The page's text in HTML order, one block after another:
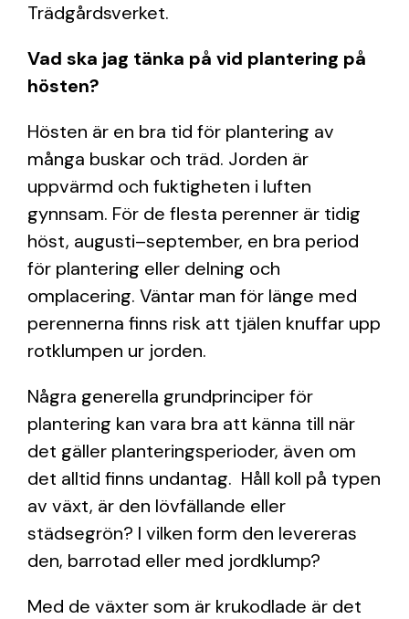
Trädgårdsverket.
Vad ska jag tänka på vid plantering på
hösten?
Hösten är en bra tid för plantering av
många buskar och träd. Jorden är
uppvärmd och fuktigheten i luften
gynnsam. För de flesta perenner är tidig
höst, augusti–september, en bra period
för plantering eller delning och
omplacering. Väntar man för länge med
perennerna finns risk att tjälen knuffar upp
rotklumpen ur jorden.
Några generella grundprinciper för
plantering kan vara bra att känna till när
det gäller planteringsperioder, även om
det alltid finns undantag. Håll koll på typen
av växt, är den lövfällande eller
städsegrön? I vilken form den levereras
den, barrotad eller med jordklump?
Med de växter som är krukodlade är det